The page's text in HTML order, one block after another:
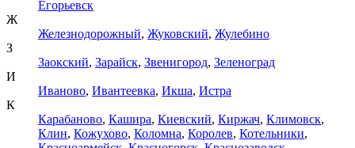
Егорьевск
Ж
Железнодорожный, Жуковский, Жулебино
З
Заокский, Зарайск, Звенигород, Зеленоград
И
Иваново, Ивантеевка, Икша, Истра
К
Карабаново, Кашира, Киевский, Киржач, Климовск,
Клин, Кожухово, Коломна, Королев, Котельники,